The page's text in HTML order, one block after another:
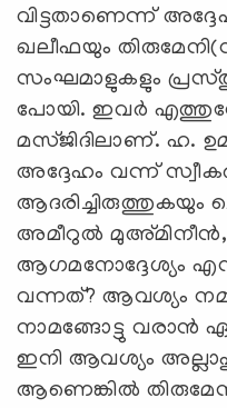
വിട്ടതാണെന്ന്
ഖലീഫയും
സംഘമാളുകളും
പോയി. ഇവര്‍
മസ്ജിദിലാണ്. ഹ.
അദ്ദേഹം വന്ന്
ആദരിച്ചിരുത്തുകയും
അമീറുല്‍
ആഗമനോദ്ദേശ്യം
വന്നത്? ആവശ്യം
നാമങ്ങോട്ടു വരാന്‍
ഇനി ആവശ്യം
ആണെങ്കില്‍